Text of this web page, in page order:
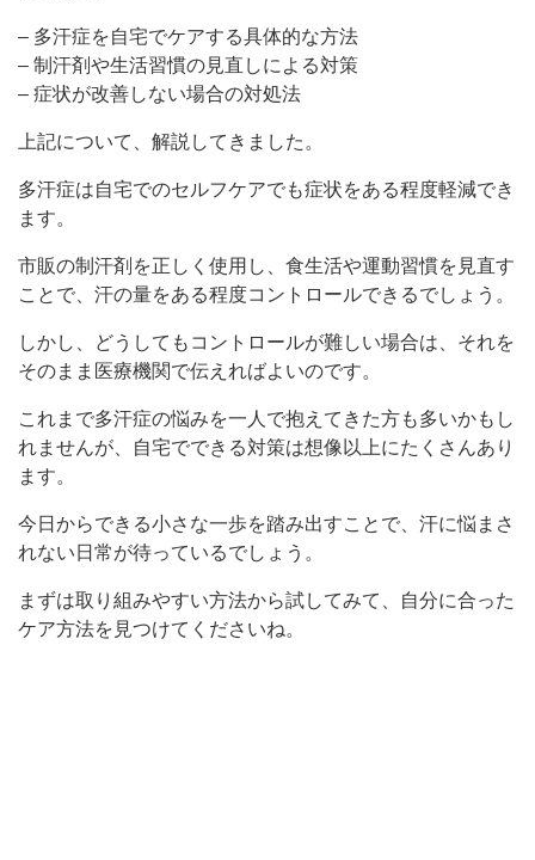
– 多汗症を自宅でケアする具体的な方法
– 制汗剤や生活習慣の見直しによる対策
– 症状が改善しない場合の対処法
上記について、解説してきました。
多汗症は自宅でのセルフケアでも症状をある程度軽減でき
ます。
市販の制汗剤を正しく使用し、食生活や運動習慣を見直す
ことで、汗の量をある程度コントロールできるでしょう。
しかし、どうしてもコントロールが難しい場合は、それを
そのまま医療機関で伝えればよいのです。
これまで多汗症の悩みを一人で抱えてきた方も多いかもし
れませんが、自宅でできる対策は想像以上にたくさんあり
ます。
今日からできる小さな一歩を踏み出すことで、汗に悩まさ
れない日常が待っているでしょう。
まずは取り組みやすい方法から試してみて、自分に合った
ケア方法を見つけてくださいね。